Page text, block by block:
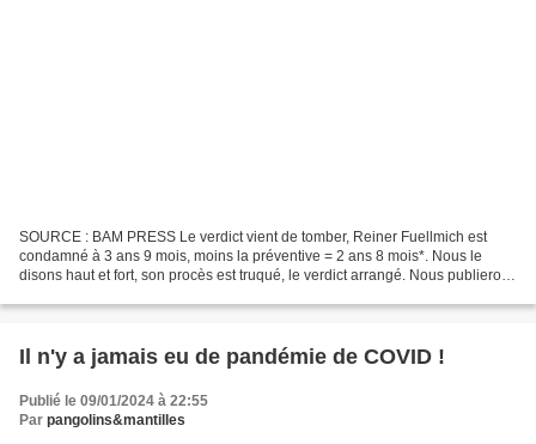
SOURCE : BAM PRESS Le verdict vient de tomber, Reiner Fuellmich est
condamné à 3 ans 9 mois, moins la préventive = 2 ans 8 mois*. Nous le
disons haut et fort, son procès est truqué, le verdict arrangé. Nous publierons
Il n'y a jamais eu de pandémie de COVID !
Publié le 09/01/2024 à 22:55
Par pangolins&mantilles